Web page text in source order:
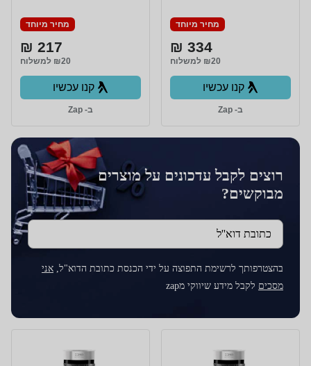
מחיר מיוחד
334 ₪
₪20 למשלוח
קנו עכשיו
ב- Zap
מחיר מיוחד
217 ₪
₪20 למשלוח
קנו עכשיו
ב- Zap
רוצים לקבל עדכונים על מוצרים
מבוקשים?
כתובת דוא''ל
בהצטרפותך לרשימת התפוצה על ידי הכנסת כתובת הדוא"ל, אני
מסכים לקבל מידע שיווקי מzap